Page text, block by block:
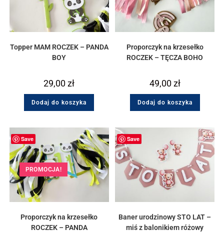
Topper MAM ROCZEK – PANDA
BOY
29,00zł
Dodaj do koszyka
Proporczyk na krzesełko
ROCZEK – TĘCZA BOHO
49,00zł
Dodaj do koszyka
Save
PROMOCJA!
Proporczyk na krzesełko
ROCZEK – PANDA
Save
Baner urodzinowy STO LAT –
miś z balonikiem różowy